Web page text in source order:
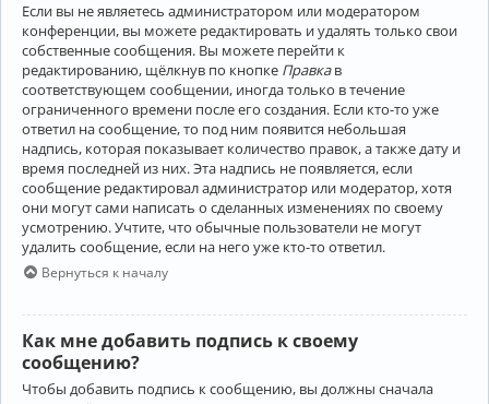
Если вы не являетесь администратором или модератором
конференции, вы можете редактировать и удалять только свои
собственные сообщения. Вы можете перейти к
редактированию, щёлкнув по кнопке Правкав
соответствующем сообщении, иногда только в течение
ограниченного времени после его создания. Если кто-то уже
ответил на сообщение, то под ним появится небольшая
надпись, которая показывает количество правок, а также дату и
время последней из них. Эта надпись не появляется, если
сообщение редактировал администратор или модератор, хотя
они могут сами написать о сделанных изменениях по своему
усмотрению. Учтите, что обычные пользователи не могут
удалить сообщение, если на него уже кто-то ответил.
Вернуться к началу
Как мне добавить подпись к своему
сообщению?
Чтобы добавить подпись к сообщению, вы должны сначала